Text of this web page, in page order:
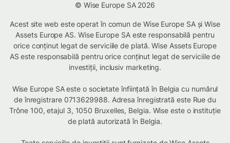
© Wise Europe SA 2026
Acest site web este operat în comun de Wise Europe SA și Wise
Assets Europe AS. Wise Europe SA este responsabilă pentru
orice conținut legat de serviciile de plată. Wise Assets Europe
AS este responsabilă pentru orice conținut legat de serviciile de
investiții, inclusiv marketing.
Wise Europe SA este o societate înființată în Belgia cu numărul
de înregistrare 0713629988. Adresa înregistrată este Rue du
Trône 100, etajul 3, 1050 Bruxelles, Belgia. Wise este o instituție
de plată autorizată în Belgia.